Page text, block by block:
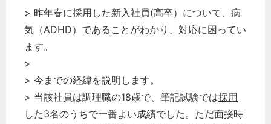
> 昨年春に採用 した新入社員(高卒）について、病
気（ADHD）であることがわかり、対応に困ってい
ます。
>
> 今までの経緯を説明します。
> 当該社員は調理職の18歳で、筆記試験では採用
した3名のうちで一番よい成績でした。ただ面接時